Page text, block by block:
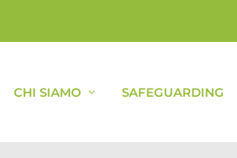
CHI SIAMO SAFEGUARDING